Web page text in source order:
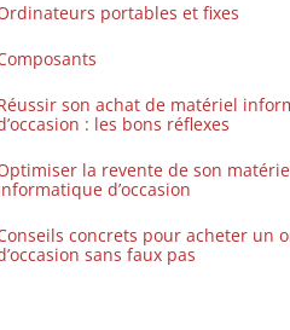
portables et fixes
son achat de matériel
: les bons réflexes
la revente de son
d’occasion
concrets pour acheter un
sans faux pas